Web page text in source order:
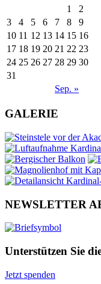
Sep. »
1
2
3
4 5 6 7 8
9
10 11 12 13 14 15 16
17 18 19 20 21 22 23
24 25 26 27 28 29 30
31
GALERIE
NEWSLETTER
Unterstützen Sie
Jetzt spenden